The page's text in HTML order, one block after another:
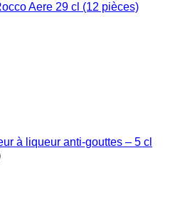
Aere 29 cl (12 pièces)
à liqueur anti-gouttes – 5 cl